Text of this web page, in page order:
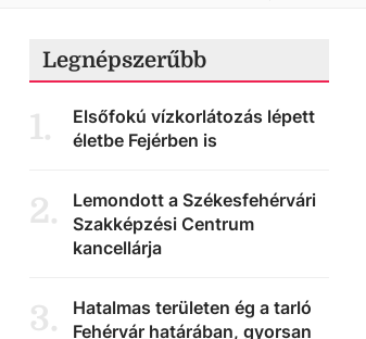
Legnépszerűbb
1.
Elsőfokú vízkorlátozás lépett
életbe Fejérben is
2.
Lemondott a Székesfehérvári
Szakképzési Centrum
kancellárja
3.
Hatalmas területen ég a tarló
Fehérvár határában, gyorsan